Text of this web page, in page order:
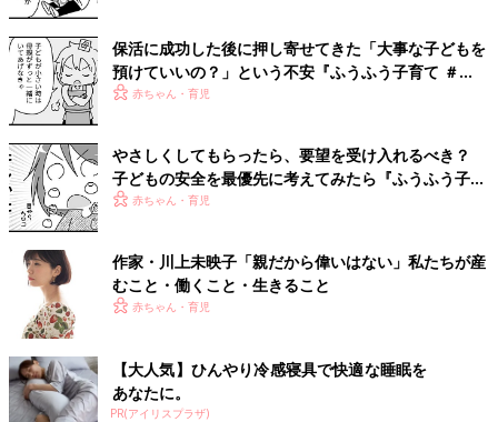
保活に成功した後に押し寄せてきた「大事な子どもを
預けていいの？」という不安『ふうふう子育て ＃
60』赤ちゃん・育児
やさしくしてもらったら、要望を受け入れるべき？
子どもの安全を最優先に考えてみたら『ふうふう子育
て ＃59』
赤ちゃん・育児
作家・川上未映子「親だから偉いはない」私たちが産
むこと・働くこと・生きること
赤ちゃん・育児
【大人気】ひんやり冷感寝具で快適な睡眠を
あなたに。
PR(アイリスプラザ)